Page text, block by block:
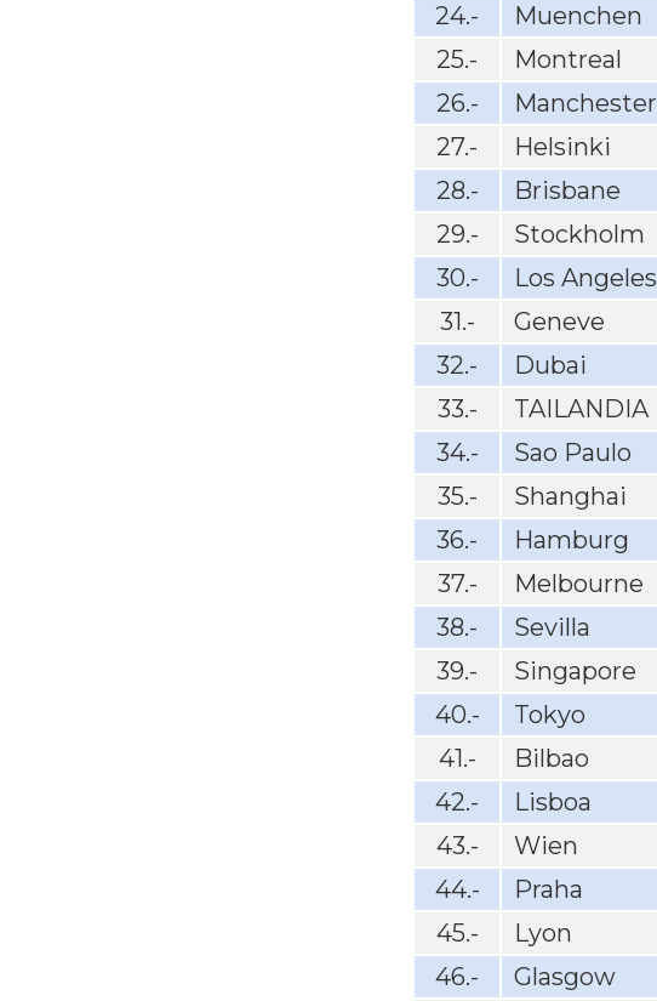
24.-
Muenchen
25.-
Montreal
26.-
Manchester
27.-
Helsinki
28.-
Brisbane
29.-
Stockholm
30.-
Los Angeles
31.-
Geneve
32.-
Dubai
33.-
TAILANDIA
34.-
Sao Paulo
35.-
Shanghai
36.-
Hamburg
37.-
Melbourne
38.-
Sevilla
39.-
Singapore
40.-
Tokyo
41.-
Bilbao
42.-
Lisboa
43.-
Wien
44.-
Praha
45.-
Lyon
46.-
Glasgow